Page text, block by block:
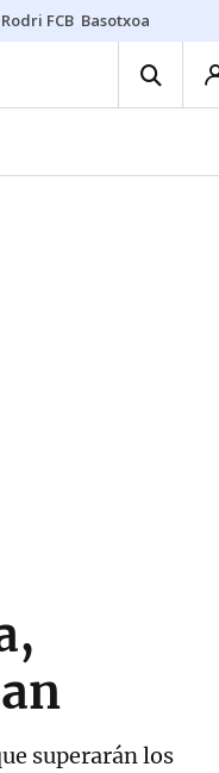
Rodri FCB Basotxoa
superarán los